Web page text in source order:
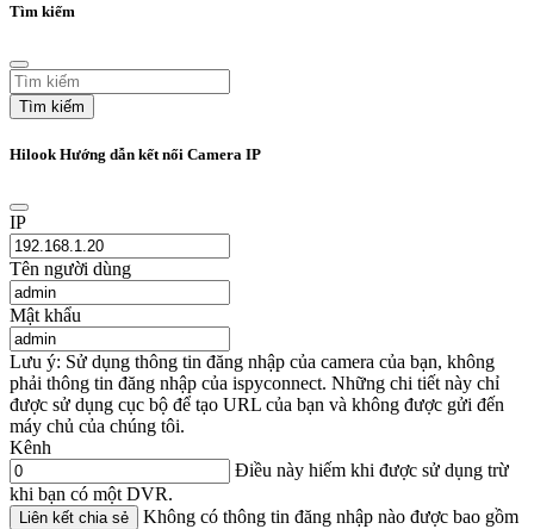
Tìm kiếm
Tìm kiếm
Hilook Hướng dẫn kết nối Camera IP
IP
Tên người dùng
Mật khẩu
Lưu ý: Sử dụng thông tin đăng nhập của camera của bạn, không
phải thông tin đăng nhập của ispyconnect. Những chi tiết này chỉ
được sử dụng cục bộ để tạo URL của bạn và không được gửi đến
máy chủ của chúng tôi.
Kênh
Điều này hiếm khi được sử dụng trừ
khi bạn có một DVR.
Liên kết chia sẻ Không có thông tin đăng nhập nào được bao gồm